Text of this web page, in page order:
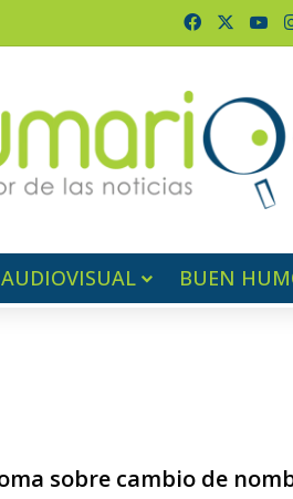
Facebook
AUDIOVISUAL BUEN
sobre cambio de